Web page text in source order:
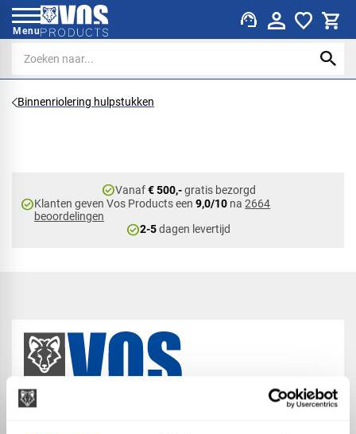
Menu support_agent
Binnenriolering hulpstukken
check_circleVanaf€ 500,-gratis bezorgd
check_circleKlanten geven Vos Products een9,0/10 na2664
beoordelingen
check_circle2-5dagen levertijd